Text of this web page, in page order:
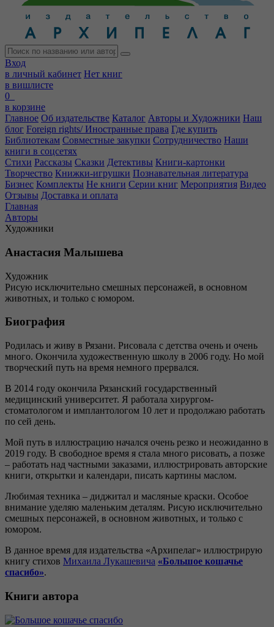
Вход
в личный кабинет Нет книг
в вишлисте
0
в корзине
Главное Об издательстве Каталог Авторы и Художники Наш
блог Foreign rights/ Иностранные права Где купить
Библиотекам Совместные закупки Сотрудничество Наши
книги в соцсетях
Стихи Рассказы Сказки Детективы Книги-картонки
Творчество Книжки-игрушки Познавательная литература
Бизнес Комплекты Не книги Серии книг Мероприятия Видео
Отзывы Доставка и оплата
Главная
Авторы
Художники
Анастасия Малышева
Художник
Рисую исключительно смешных персонажей, в основном
животных, и только с юмором.
Биография
Родилась и живу в Рязани. Рисовала с детства очень и очень
много. Окончила художественную школу в 2006 году. Но мой
творческий путь на время немного прервался.
В 2014 году окончила Рязанский государственный
медицинский университет. Я работала хирургом-
стоматологом и имплантологом 10 лет и продолжаю работать
по сей день.
Мой путь в иллюстрацию начался очень резко и неожиданно в
2019 году. В свободное время я стала много рисовать, а позже
– работать над частными заказами, иллюстрировать авторские
книги, открытки и календари, писать картины маслом.
Любимая техника – диджитал и масляные краски. Особое
внимание уделяю маленьким деталям. Рисую исключительно
смешных персонажей, в основном животных, и только с
юмором.
В данное время для издательства «Архипелаг» иллюстрирую
книгу стихов Михаила Лукашевича «Большое кошачье
спасибо».
Книги автора